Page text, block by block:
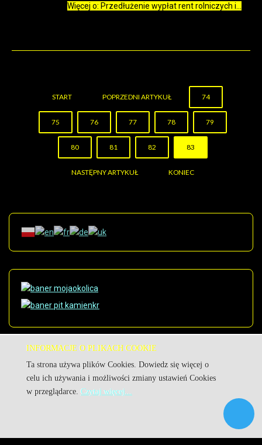
Więcej o: Przedłużenie wypłat rent rolniczych i...
START POPRZEDNI ARTYKUŁ 74
75 76 77 78 79
80 81 82 83
NASTĘPNY ARTYKUŁ KONIEC
© Urząd Miejski w Kamieniu Krajeńskim.
INFORMACJE O PLIKACH COOKIE
Ta strona używa plików Cookies. Dowiedz się więcej o
celu ich używania i możliwości zmiany ustawień Cookies
w przeglądarce. Czytaj więcej...